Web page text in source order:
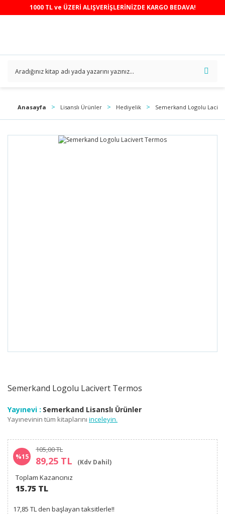
1000 TL ve ÜZERİ ALIŞVERİŞLERİNİZDE KARGO BEDAVA!
Anasayfa Lisanslı Ürünler Hediyelik Semerkand Logolu
Semerkand Logolu Lacivert Termos
Yayınevi : Semerkand Lisanslı Ürünler
Yayınevinin tüm kitaplarını inceleyin.
%15
105,00 TL
89,25 TL (Kdv Dahil)
Toplam Kazancınız
15.75 TL
17,85 TL den başlayan taksitlerle!!